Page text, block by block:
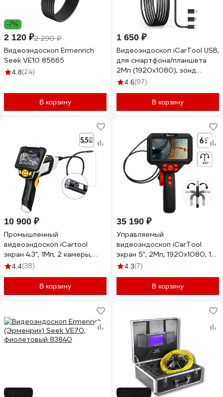
-7%
2 120 ₽2 290 ₽
Видеоэндоскоп Ermenrich
Seek VE10 85665
4.8(24)
В корзину
1 650 ₽
Видеоэндоскоп iCarTool USB,
для смартфона/планшета
2Мп (1920x1080), зонд
7.9мм, длина 1м IC-V801
4.6(97)
В корзину
10 900 ₽
Промышленный
видеоэндоскоп iCartool
экран 4.3", 1Мп, 2 камеры,
1280х720, длина 1 м, 5.5 мм
4.4(38)
В корзину
35 190 ₽
Управляемый
видеоэндоскоп iCarTool
экран 5", 2Мп, 1920x1080, 1
м, 6 мм, поворот камеры
4.3(7)
В корзину